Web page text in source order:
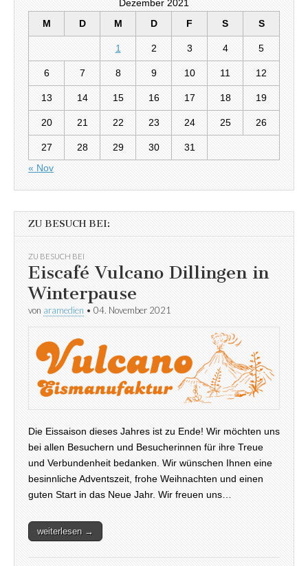
Dezember 2021
M
D M D F S S
1 2 3 4 5
6 7 8 9 10 11 12
13 14 15 16 17 18 19
20 21 22 23 24 25 26
27 28 29 30
31
« Nov
ZU BESUCH BEI:
ZU BESUCH BEI
Eiscafé Vulcano Dillingen in
Winterpause
von aramedien • 04. November 2021
Die Eissaison dieses Jahres ist zu Ende! Wir möchten uns
bei allen Besuchern und Besucherinnen für ihre Treue
und Verbundenheit bedanken. Wir wünschen Ihnen eine
besinnliche Adventszeit, frohe Weihnachten und einen
guten Start in das Neue Jahr. Wir freuen uns…
weiterlesen →